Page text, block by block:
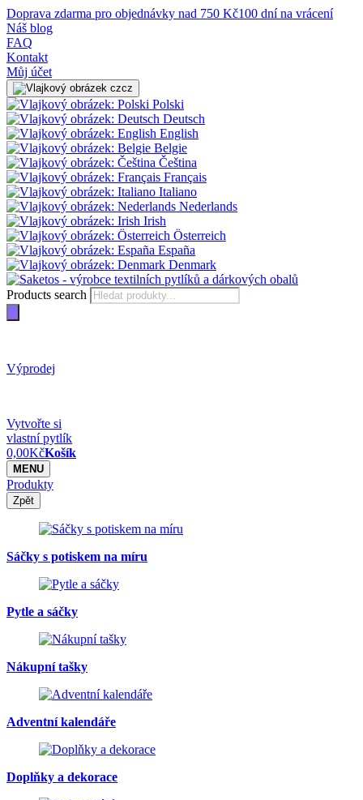
Doprava zdarma pro objednávky nad 750 Kč100 dní na vrácení
Náš blog
FAQ
Kontakt
Můj účet
cz
Polski
Deutsch
English
Belgie
Čeština
Français
Italiano
Nederlands
Irish
Österreich
España
Denmark
Products search
Výprodej
Vytvořte si
vlastní pytlík
0,00KčKošík
MENU
Produkty
Zpět
Sáčky s potiskem na míru
Pytle a sáčky
Nákupní tašky
Adventní kalendáře
Doplňky a dekorace